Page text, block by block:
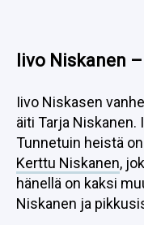
Iivo Niskanen –
äiti Tarja
Tunnetuin heistä
Kerttu Niskanen,
hänellä on kaksi
Niskanen ja